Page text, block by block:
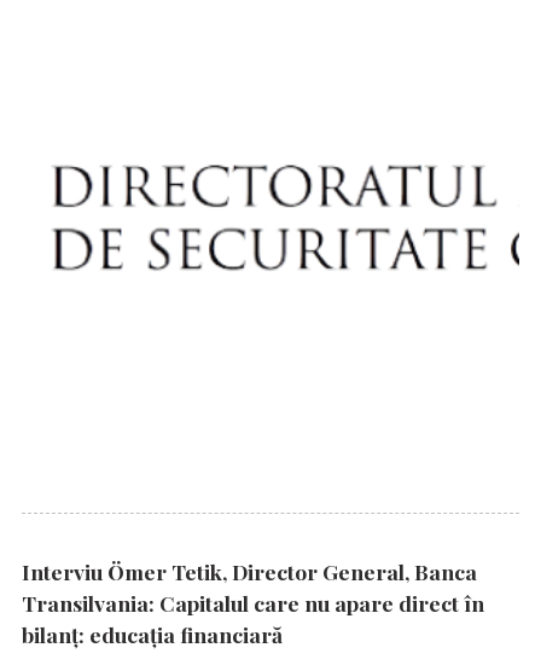
Interviu Ömer Tetik, Director General, Banca
Transilvania: Capitalul care nu apare direct în
bilanț: educația financiară